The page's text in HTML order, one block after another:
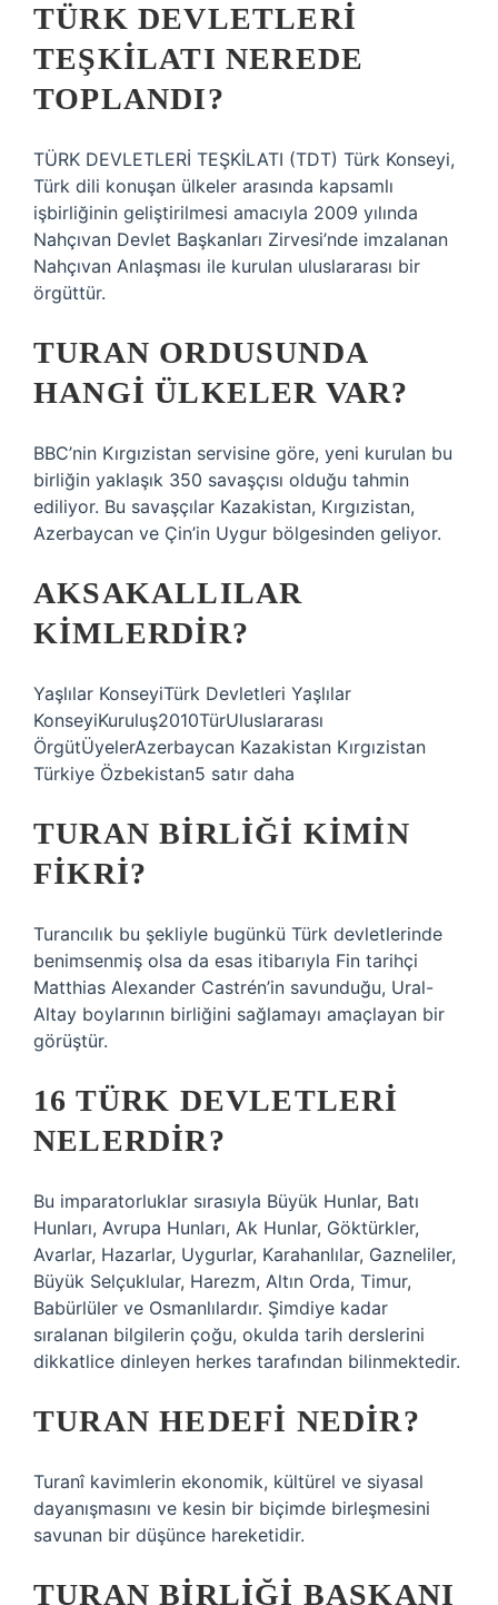
TÜRK DEVLETLERI
TEŞKILATI NEREDE
TOPLANDI?
TÜRK DEVLETLERİ TEŞKİLATI (TDT) Türk Konseyi,
Türk dili konuşan ülkeler arasında kapsamlı
işbirliğinin geliştirilmesi amacıyla 2009 yılında
Nahçıvan Devlet Başkanları Zirvesi’nde imzalanan
Nahçıvan Anlaşması ile kurulan uluslararası bir
örgüttür.
TURAN ORDUSUNDA
HANGI ÜLKELER VAR?
BBC’nin Kırgızistan servisine göre, yeni kurulan bu
birliğin yaklaşık 350 savaşçısı olduğu tahmin
ediliyor. Bu savaşçılar Kazakistan, Kırgızistan,
Azerbaycan ve Çin’in Uygur bölgesinden geliyor.
AKSAKALLILAR
KIMLERDIR?
Yaşlılar KonseyiTürk Devletleri Yaşlılar
KonseyiKuruluş2010TürUluslararası
ÖrgütÜyelerAzerbaycan Kazakistan Kırgızistan
Türkiye Özbekistan5 satır daha
TURAN BIRLIĞI KIMIN
FIKRI?
Turancılık bu şekliyle bugünkü Türk devletlerinde
benimsenmiş olsa da esas itibarıyla Fin tarihçi
Matthias Alexander Castrén’in savunduğu, Ural-
Altay boylarının birliğini sağlamayı amaçlayan bir
görüştür.
16 TÜRK DEVLETLERI
NELERDIR?
Bu imparatorluklar sırasıyla Büyük Hunlar, Batı
Hunları, Avrupa Hunları, Ak Hunlar, Göktürkler,
Avarlar, Hazarlar, Uygurlar, Karahanlılar, Gazneliler,
Büyük Selçuklular, Harezm, Altın Orda, Timur,
Babürlüler ve Osmanlılardır. Şimdiye kadar
sıralanan bilgilerin çoğu, okulda tarih derslerini
dikkatlice dinleyen herkes tarafından bilinmektedir.
TURAN HEDEFI NEDIR?
Turanî kavimlerin ekonomik, kültürel ve siyasal
dayanışmasını ve kesin bir biçimde birleşmesini
savunan bir düşünce hareketidir.
TURAN BIRLIĞI BAŞKANI